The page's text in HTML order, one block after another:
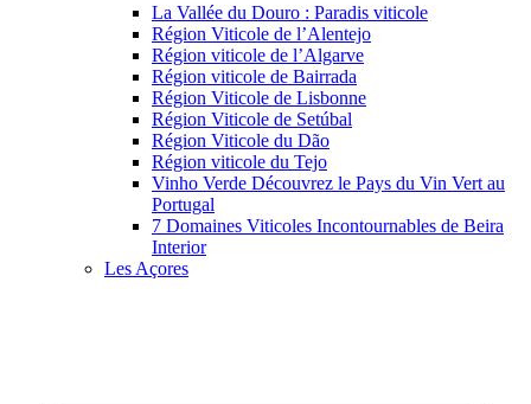
La Vallée du Douro : Paradis viticole
Région Viticole de l’Alentejo
Région viticole de l’Algarve
Région viticole de Bairrada
Région Viticole de Lisbonne
Région Viticole de Setúbal
Région Viticole du Dão
Région viticole du Tejo
Vinho Verde Découvrez le Pays du Vin Vert au
Portugal
7 Domaines Viticoles Incontournables de Beira
Interior
Les Açores